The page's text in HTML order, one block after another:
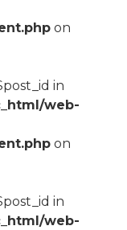
on
in
web-
on
in
web-